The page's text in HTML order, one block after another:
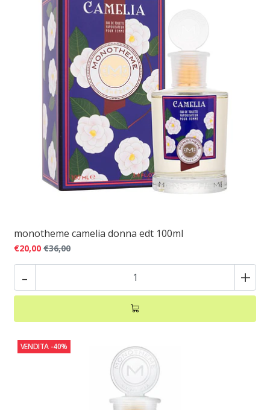
monotheme camelia donna edt 100ml
€20,00 €36,00
- +
VENDITA -40%